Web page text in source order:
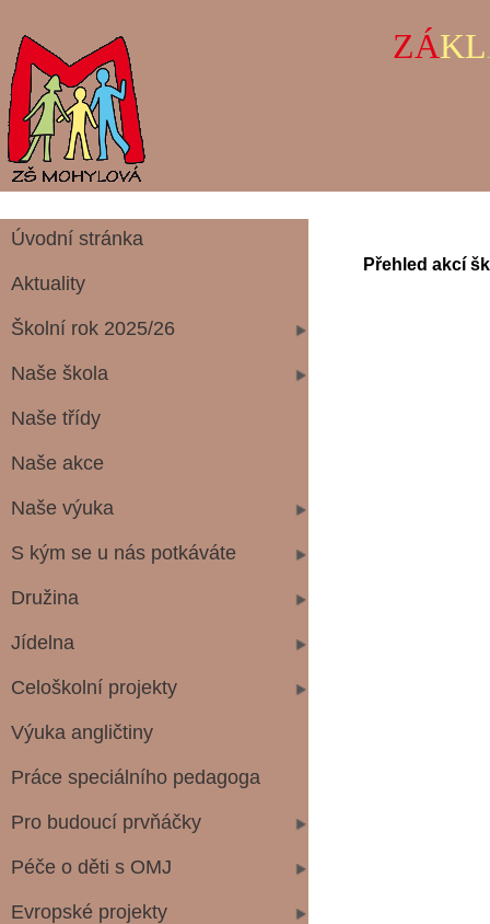
ZÁKL
Úvodní stránka
Aktuality
Školní rok 2025/26
Naše škola
Naše třídy
Naše akce
Naše výuka
S kým se u nás potkáváte
Družina
Jídelna
Celoškolní projekty
Výuka angličtiny
Práce speciálního pedagoga
Pro budoucí prvňáčky
Péče o děti s OMJ
Evropské projekty
Přehled akcí